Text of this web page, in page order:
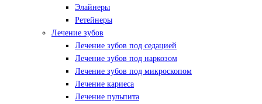
Элайнеры
Ретейнеры
Лечение зубов
Лечение зубов под седацией
Лечение зубов под наркозом
Лечение зубов под микроскопом
Лечение кариеса
Лечение пульпита